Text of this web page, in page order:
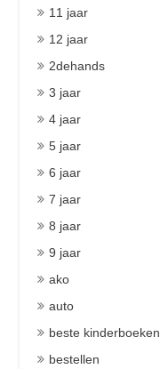
11 jaar
12 jaar
2dehands
3 jaar
4 jaar
5 jaar
6 jaar
7 jaar
8 jaar
9 jaar
ako
auto
beste kinderboeken
bestellen